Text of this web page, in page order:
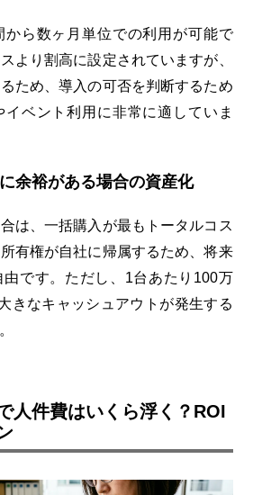
から数ヶ月単位での利用が可能で
より割高に設定されていますが、
ため、導入の可否を判断するため
ベント利用に非常に適していま
余裕がある場合の資産化
は、一括購入が最もトータルコス
有権が自社に帰属するため、将来
です。ただし、1台あたり100万
きなキャッシュアウトが発生する
人件費はいくら浮く？ROI